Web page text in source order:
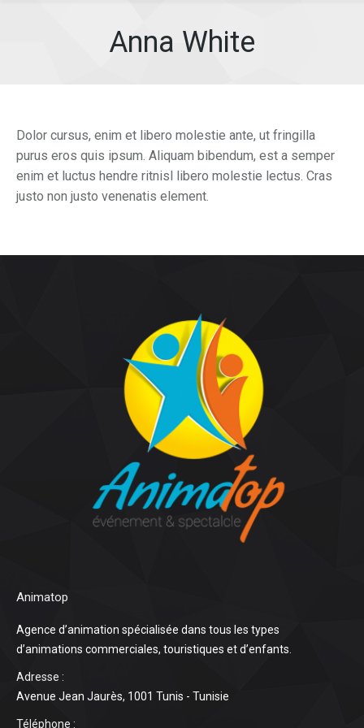
Anna White
Dolor cursus, enim et libero molestie ante, ut fringilla
purus eros quis ipsum. Aliquam bibendum, est a semper
enim et luctus hendre ritnisl libero molestie lectus. Cras
justo non justo venenatis element.
Animatop
Agence d’animation spécialisée dans tous les types
d’animations commerciales, touristiques et d’enfants.
Adresse :
Avenue Jean Jaurès, 1001 Tunis - Tunisie
Téléphone :